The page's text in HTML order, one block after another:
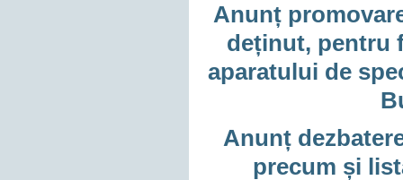
Anunț
deținut, pentru
aparatului de
Anunț
precum și